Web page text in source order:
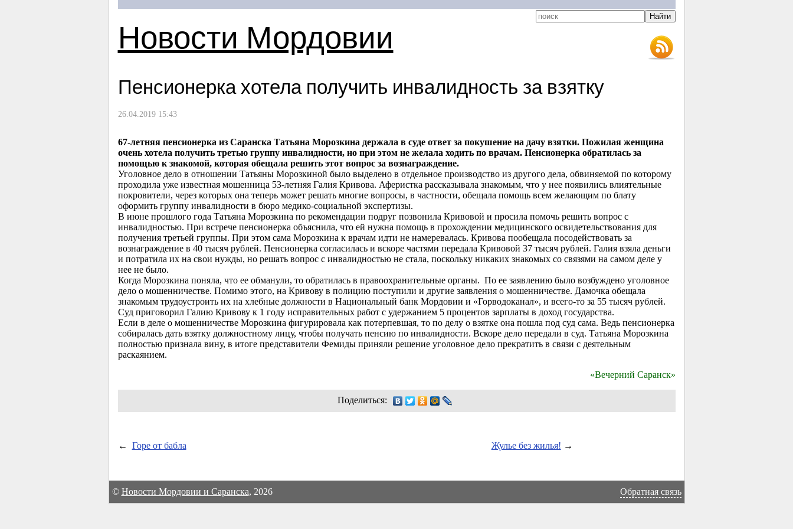
Новости Мордовии
Пенсионерка хотела получить инвалидность за взятку
26.04.2019 15:43
67-летняя пенсионерка из Саранска Татьяна Морозкина держала в суде ответ за покушение на дачу взятки. Пожилая женщина
очень хотела получить третью группу инвалидности, но при этом не желала ходить по врачам. Пенсионерка обратилась за
помощью к знакомой, которая обещала решить этот вопрос за вознаграждение.
Уголовное дело в отношении Татьяны Морозкиной было выделено в отдельное производство из другого дела, обвиняемой по которому
проходила уже известная мошенница 53-летняя Галия Кривова. Аферистка рассказывала знакомым, что у нее появились влиятельные
покровители, через которых она теперь может решать многие вопросы, в частности, обещала помощь всем желающим по блату
оформить группу инвалидности в бюро медико-социальной экспертизы.
В июне прошлого года Татьяна Морозкина по рекомендации подруг позвонила Кривовой и просила помочь решить вопрос с
инвалидностью. При встрече пенсионерка объяснила, что ей нужна помощь в прохождении медицинского освидетельствования для
получения третьей группы. При этом сама Морозкина к врачам идти не намеревалась. Кривова пообещала посодействовать за
вознаграждение в 40 тысяч рублей. Пенсионерка согласилась и вскоре частями передала Кривовой 37 тысяч рублей. Галия взяла деньги
и потратила их на свои нужды, но решать вопрос с инвалидностью не стала, поскольку никаких знакомых со связями на самом деле у
нее не было.
Когда Морозкина поняла, что ее обманули, то обратилась в правоохранительные органы. По ее заявлению было возбуждено уголовное
дело о мошенничестве. Помимо этого, на Кривову в полицию поступили и другие заявления о мошенничестве. Дамочка обещала
знакомым трудоустроить их на хлебные должности в Национальный банк Мордовии и «Горводоканал», и всего-то за 55 тысяч рублей.
Суд приговорил Галию Кривову к 1 году исправительных работ с удержанием 5 процентов зарплаты в доход государства.
Если в деле о мошенничестве Морозкина фигурировала как потерпевшая, то по делу о взятке она пошла под суд сама. Ведь пенсионерка
собиралась дать взятку должностному лицу, чтобы получать пенсию по инвалидности. Вскоре дело передали в суд. Татьяна Морозкина
полностью признала вину, в итоге представители Фемиды приняли решение уголовное дело прекратить в связи с деятельным
раскаянием.
«Вечерний Саранск»
Поделиться:
← Горе от бабла Жулье без жилья! →
© Новости Мордовии и Саранска, 2026 Обратная связь